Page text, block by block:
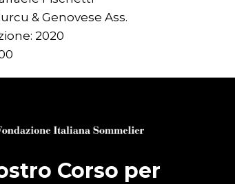
& Genovese Ass.
2020
Corso per